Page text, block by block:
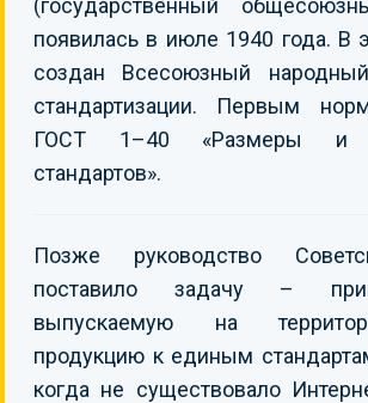
(государственный
появилась в июле 1940 года. В
создан Всесоюзный
стандартизации. Первым
ГОСТ 1–40 «Размеры и
стандартов».
Позже руководство
поставило задачу –
выпускаемую на
продукцию к единым
когда не существовало